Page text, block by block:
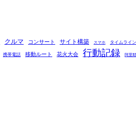
クルマ コンサート サイト構築 スマホ タイムライン
携帯電話 移動ルート 花火大会 行動記録 阿里耶